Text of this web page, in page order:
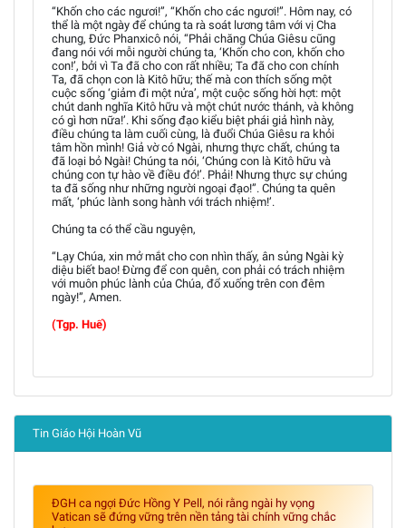
“Khốn cho các ngươi!”, “Khốn cho các ngươi!”. Hôm nay, có
thể là một ngày để chúng ta rà soát lương tâm với vị Cha
chung, Đức Phanxicô nói, “Phải chăng Chúa Giêsu cũng
đang nói với mỗi người chúng ta, ‘Khốn cho con, khốn cho
con!’, bởi vì Ta đã cho con rất nhiều; Ta đã cho con chính
Ta, đã chọn con là Kitô hữu; thế mà con thích sống một
cuộc sống ‘giảm đi một nửa’, một cuộc sống hời hợt: một
chút danh nghĩa Kitô hữu và một chút nước thánh, và không
có gì hơn nữa!’. Khi sống đạo kiểu biệt phái giả hình này,
điều chúng ta làm cuối cùng, là đuổi Chúa Giêsu ra khỏi
tâm hồn mình! Giả vờ có Ngài, nhưng thực chất, chúng ta
đã loại bỏ Ngài! Chúng ta nói, ‘Chúng con là Kitô hữu và
chúng con tự hào về điều đó!’. Phải! Nhưng thực sự chúng
ta đã sống như những người ngoại đạo!”. Chúng ta quên
mất, ‘phúc lành song hành với trách nhiệm!’.
Chúng ta có thể cầu nguyện,
“Lạy Chúa, xin mở mắt cho con nhìn thấy, ân sủng Ngài kỳ
diệu biết bao! Đừng để con quên, con phải có trách nhiệm
với muôn phúc lành của Chúa, đổ xuống trên con đêm
ngày!”, Amen.
(Tgp. Huế)
Tin Giáo Hội Hoàn Vũ
ĐGH ca ngợi Đức Hồng Y Pell, nói rằng ngài hy vọng
Vatican sẽ đứng vững trên nền tảng tài chính vững chắc